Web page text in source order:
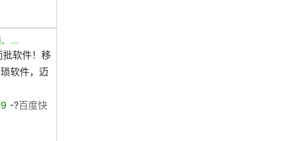
、…
批软件！移
软件，迈
-?百度快